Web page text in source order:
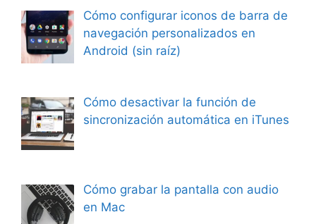
Cómo configurar iconos de barra de
navegación personalizados en
Android (sin raíz)
Cómo desactivar la función de
sincronización automática en iTunes
Cómo grabar la pantalla con audio
en Mac